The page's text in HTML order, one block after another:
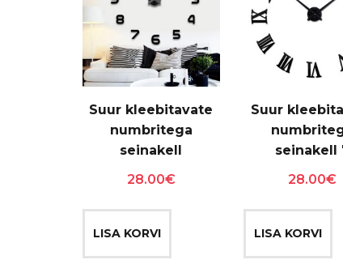
Suur kleebitavate
numbritega
seinakell
28.00€
LISA KORVI
Suur
seinakell
28.00€
LISA KORVI